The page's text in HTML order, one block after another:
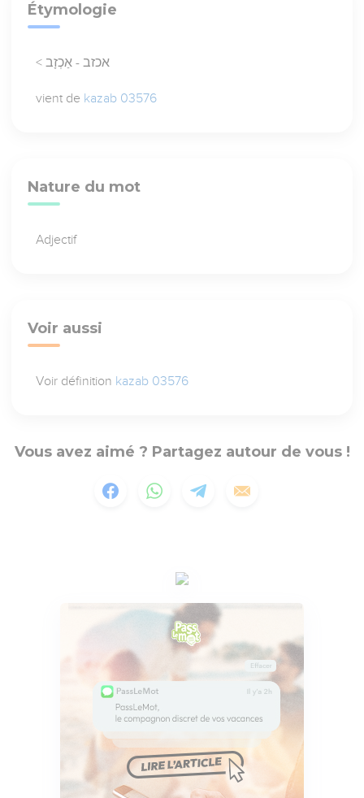
Étymologie
< אכזב - אַכְזָב
vient de kazab 03576
Nature du mot
Adjectif
Voir aussi
Voir définition kazab 03576
Vous avez aimé ? Partagez autour de vous !